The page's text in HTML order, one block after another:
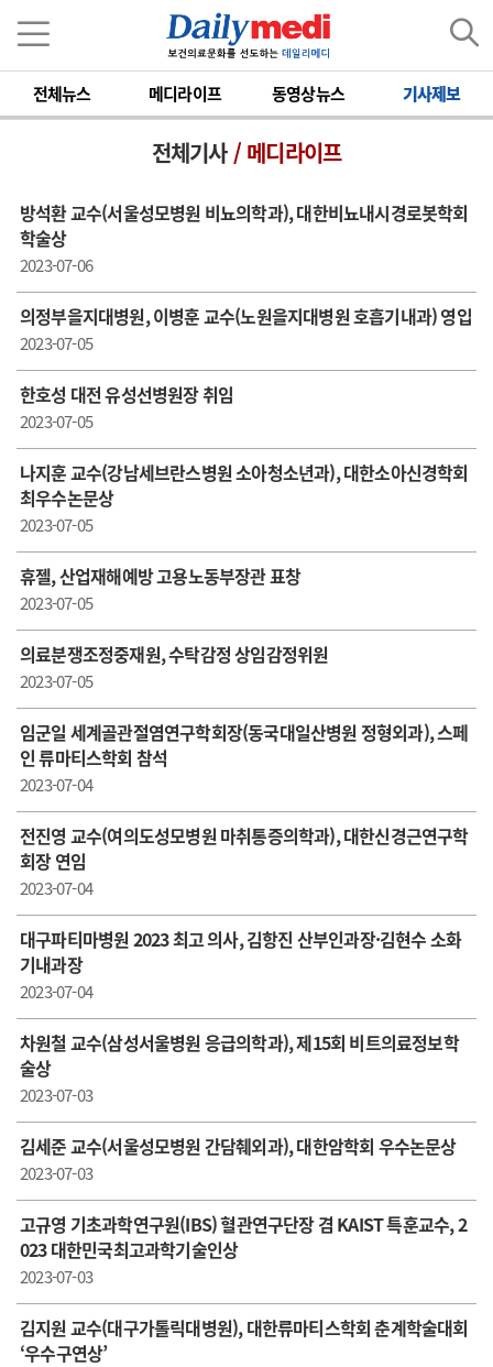
전체뉴스 메디라이프 동영상뉴스 기사제보
전체기사/ 메디라이프
방석환 교수(서울성모병원 비뇨의학과), 대한비뇨내시경로봇학회
학술상
2023-07-06
의정부을지대병원, 이병훈 교수(노원을지대병원 호흡기내과) 영입
2023-07-05
한호성 대전 유성선병원장 취임
2023-07-05
나지훈 교수(강남세브란스병원 소아청소년과), 대한소아신경학회
최우수논문상
2023-07-05
휴젤, 산업재해예방 고용노동부장관 표창
2023-07-05
의료분쟁조정중재원, 수탁감정 상임감정위원
2023-07-05
임군일 세계골관절염연구학회장(동국대일산병원 정형외과), 스페
인 류마티스학회 참석
2023-07-04
전진영 교수(여의도성모병원 마취통증의학과), 대한신경근연구학
회장 연임
2023-07-04
대구파티마병원 2023 최고 의사, 김항진 산부인과장·김현수 소화
기내과장
2023-07-04
차원철 교수(삼성서울병원 응급의학과), 제15회 비트의료정보학
술상
2023-07-03
김세준 교수(서울성모병원 간담췌외과), 대한암학회 우수논문상
2023-07-03
고규영 기초과학연구원(IBS) 혈관연구단장 겸 KAIST 특훈교수, 2
023 대한민국최고과학기술인상
2023-07-03
김지원 교수(대구가톨릭대병원), 대한류마티스학회 춘계학술대회
‘우수구연상’